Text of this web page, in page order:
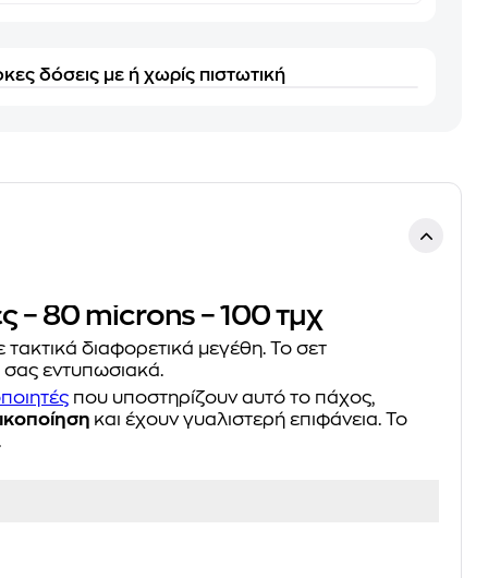
δόσεις με ή χωρίς πιστωτική
– 80 microns – 100 τμχ
τακτικά διαφορετικά μεγέθη. Το σετ
σας εντυπωσιακά.
που υποστηρίζουν αυτό το πάχος,
και έχουν γυαλιστερή επιφάνεια. Το